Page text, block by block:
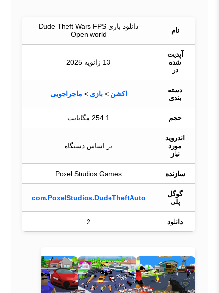
نام
دانلود بازی Dude Theft Wars FPS
Open world
آپدیت
شده
در
13 ژانویه 2025
دسته
بندی
اکشن >بازی > ماجراجویی
حجم 254.1 مگابایت
اندروید
مورد
نیاز
بر اساس دستگاه
سازنده Poxel Studios Games
گوگل
پلی
com.PoxelStudios.DudeTheftAuto
دانلود 2